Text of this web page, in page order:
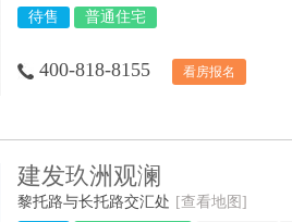
待售
普通住宅
400-818-8155 看房报名
建发玖洲观澜
黎托路与长托路交汇处 [查看地图]